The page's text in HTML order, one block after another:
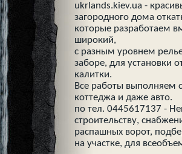
ukrlands.kiev.ua -
загородного дома
которые разработаем
широкий,
с разным уровнем
заборе, для установки
калитки.
Все работы выполняем
коттеджа и даже авто.
по тел. 0445617137 -
строительству,
распашных ворот,
на участке, для